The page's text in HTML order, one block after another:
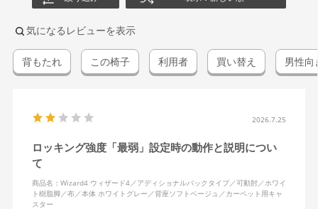
気になるレビューを表示
背もたれ この椅子 利用者 買い替え 男性向
2026.7.25
ロッキング強度「最弱」設定時の動作と説明につい
て
商品名：Wizard4 ウィザード4／アディショナルバックタイプ／可動肘／ホワイ
ト樹脂脚／布／本体 ホワイトグレー／背座ソフトベージュ／カーペット用キャ
スター